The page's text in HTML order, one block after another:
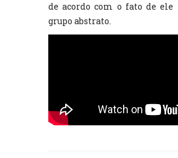
de acordo com o fato de ele
grupo abstrato.